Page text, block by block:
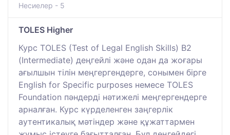
Несиелер - 5
TOLES Higher
Курс TOLES (Test of Legal English Skills) В2
(Intermediate) деңгейлі және одан да жоғары
ағылшын тілін меңгергендерге, сонымен бірге
English for Specific purposes немесе TOLES
Foundation пәндерді нәтижелі меңгергендерге
арналған. Курс күрделенген заңгерлік
аутентикалық мәтіндер және құжаттармен